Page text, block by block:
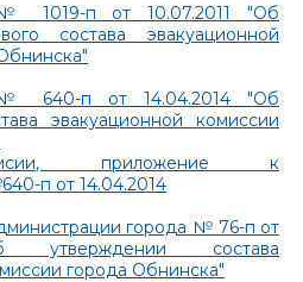
№ 1019-п от 10.07.2011 "Об
состава эвакуационной
№ 640-п от 14.04.2014 "Об
эвакуационной комиссии
приложение к
п от 14.04.2014
города № 76-п от
утверждении состава
города Обнинска"